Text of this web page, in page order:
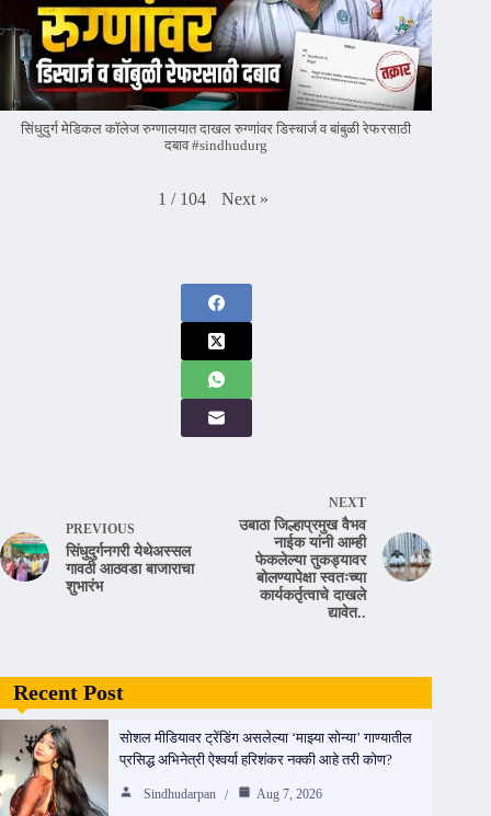
सिंधुदुर्ग मेडिकल कॉलेज रुग्णालयात दाखल रुग्णांवर डिस्चार्ज व बांबुळी रेफरसाठी
दबाव #sindhudurg
1 / 104 Next »
PREVIOUS
सिंधुदुर्गनगरी येथेअस्सल
गावठी आठवडा बाजाराचा
शुभारंभ
NEXT
उबाठा जिल्हाप्रमुख वैभव
नाईक यांनी आम्ही
फेकलेल्या तुकड्यावर
बोलण्यापेक्षा स्वतःच्या
कार्यकर्तृत्वाचे दाखले
द्यावेत..
Recent Post
सोशल मीडियावर ट्रेंडिंग असलेल्या ‘माझ्या सोन्या’ गाण्यातील
प्रसिद्ध अभिनेत्री ऐश्वर्या हरिशंकर नक्की आहे तरी कोण?
Sindhudarpan Aug 7, 2026